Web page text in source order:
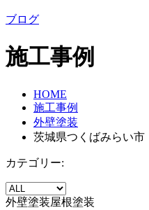
ブログ
施工事例
HOME
施工事例
外壁塗装
茨城県つくばみらい市
カテゴリー:
外壁塗装屋根塗装